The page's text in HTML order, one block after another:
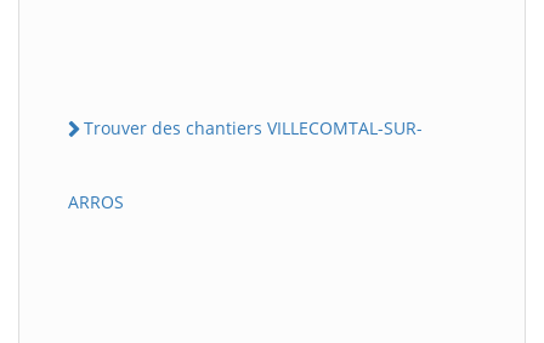
Trouver des chantiers VILLECOMTAL-SUR-
ARROS